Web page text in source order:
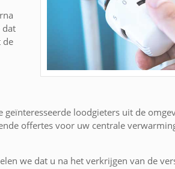
dat
de
loodgieters uit de
offertes voor uw centrale
we dat u na het verkrijgen van de